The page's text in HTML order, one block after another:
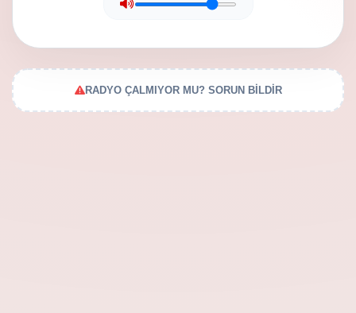
RADYO ÇALMIYOR MU? SORUN BİLDİR